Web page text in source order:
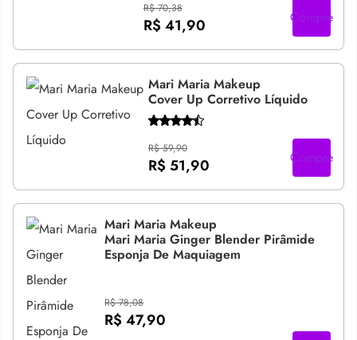
R$ 70,38
R$ 41,90 Compre
Mari Maria Makeup
Cover Up Corretivo Líquido
R$ 59,90
R$ 51,90 Compre
Mari Maria Makeup
Mari Maria Ginger Blender Pirâmide
Esponja De Maquiagem
R$ 78,08
R$ 47,90